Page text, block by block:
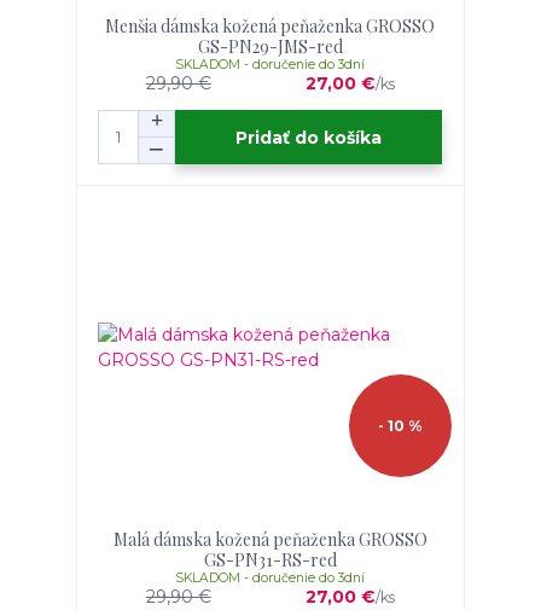
Menšia dámska kožená peňaženka GROSSO
GS-PN29-JMS-red
29,90 € 27,00 €/ks
SKLADOM - doručenie do 3dní
Pridať do košíka
- 10 %
Malá dámska kožená peňaženka GROSSO
GS-PN31-RS-red
29,90 € 27,00 €/ks
SKLADOM - doručenie do 3dní